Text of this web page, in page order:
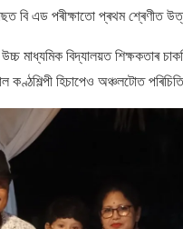
বি এড পৰীক্ষাতো প্ৰথম শ্ৰেণীত
মাধ্যমিক বিদ্যালয়ত শিক্ষকতাৰ
কণ্ঠশিল্পী হিচাপেও অঞ্চলটোত